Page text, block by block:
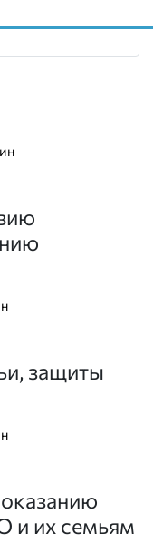
защиты
и их семьям